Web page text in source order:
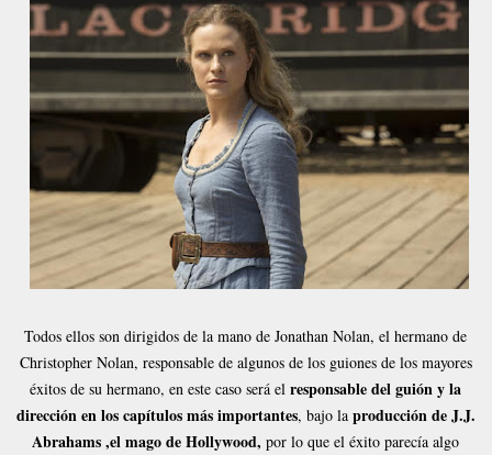
Todos ellos son dirigidos de la mano de Jonathan Nolan, el hermano de
Christopher Nolan, responsable de algunos de los guiones de los mayores
éxitos de su hermano, en este caso será elresponsable del guión y la
dirección en los capítulos más importantes, bajo la producción de J.J.
Abrahams ,el mago de Hollywood, por lo que el éxito parecía algo